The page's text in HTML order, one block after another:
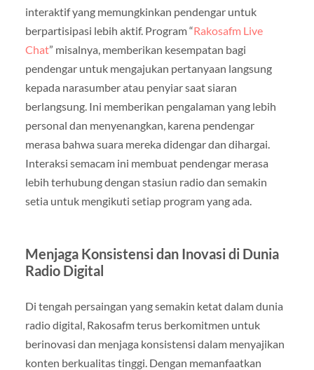
interaktif yang memungkinkan pendengar untuk
berpartisipasi lebih aktif. Program “Rakosafm Live
Chat” misalnya, memberikan kesempatan bagi
pendengar untuk mengajukan pertanyaan langsung
kepada narasumber atau penyiar saat siaran
berlangsung. Ini memberikan pengalaman yang lebih
personal dan menyenangkan, karena pendengar
merasa bahwa suara mereka didengar dan dihargai.
Interaksi semacam ini membuat pendengar merasa
lebih terhubung dengan stasiun radio dan semakin
setia untuk mengikuti setiap program yang ada.
Menjaga Konsistensi dan Inovasi di Dunia
Radio Digital
Di tengah persaingan yang semakin ketat dalam dunia
radio digital, Rakosafm terus berkomitmen untuk
berinovasi dan menjaga konsistensi dalam menyajikan
konten berkualitas tinggi. Dengan memanfaatkan